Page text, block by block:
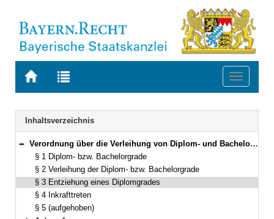
Zur
BAYERN.RECHT
Zur
letzten
Suche
Toggle
Navigation
Inhaltsverzeichnis
Bereich reduzieren
Verordnung über die Verleihung von Diplom- und Bachelorgraden nach dem Gesetz über die Hochschule für den öffentlichen Dienst in Bayern (HföD-Diplomierungsverordnung – HföDDiplV) in der Fassung der Bekanntmachung vom 9. August 1996 (GVBl. S. 406) BayRS 2030-2-9-F (§§ 1–5)
§ 1 Diplom- bzw. Bachelorgrade
§ 2 Verleihung der Diplom- bzw. Bachelorgrade
§ 3 Entziehung eines Diplomgrades
§ 4 Inkrafttreten
§ 5 (aufgehoben)